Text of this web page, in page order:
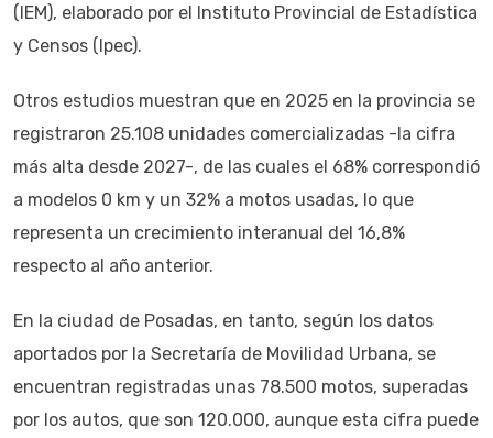
(IEM), elaborado por el Instituto Provincial de Estadística
y Censos (Ipec).
Otros estudios muestran que en 2025 en la provincia se
registraron 25.108 unidades comercializadas -la cifra
más alta desde 2027-, de las cuales el 68% correspondió
a modelos 0 km y un 32% a motos usadas, lo que
representa un crecimiento interanual del 16,8%
respecto al año anterior.
En la ciudad de Posadas, en tanto, según los datos
aportados por la Secretaría de Movilidad Urbana, se
encuentran registradas unas 78.500 motos, superadas
por los autos, que son 120.000, aunque esta cifra puede